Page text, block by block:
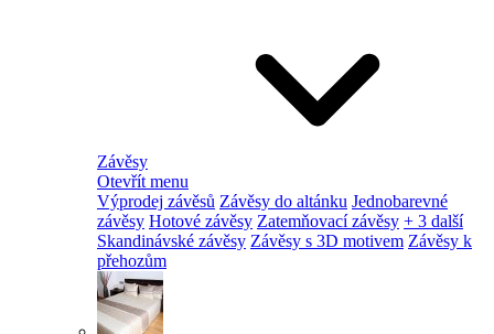
Závěsy
Otevřít menu
Výprodej závěsů Závěsy do altánku Jednobarevné
závěsy Hotové závěsy Zatemňovací závěsy + 3 další
Skandinávské závěsy Závěsy s 3D motivem Závěsy k
přehozům